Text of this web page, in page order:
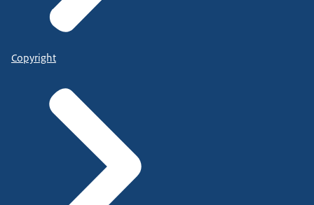
Copyright